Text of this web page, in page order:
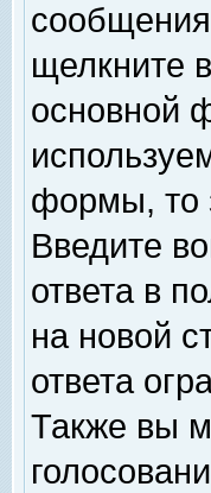
щелкните
основной
формы, то
Введите
ответа в
на новой
ответа
Также вы